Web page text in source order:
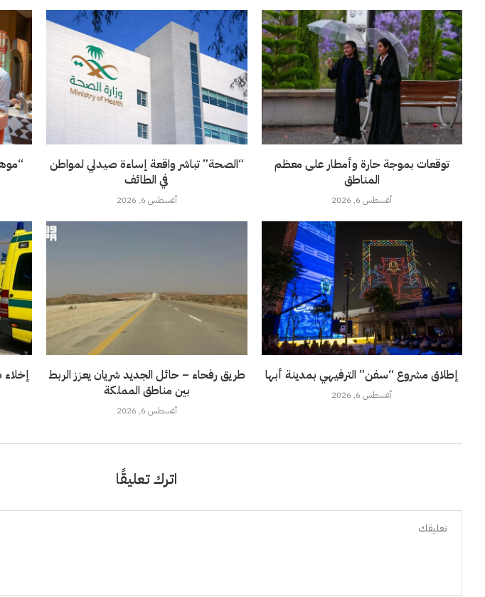
“الصحة” تباشر واقعة إساءة صيدلي لمواطن
في الطائف
أغسطس 6, 2026
توقعات بموجة حارة وأمطار على معظم
المناطق
أغسطس 6, 2026
إخلاء طبي لـ3
طريق رفحاء – حائل الجديد شريان يعزز الربط
بين مناطق المملكة
أغسطس 6, 2026
إطلاق مشروع “سفن” الترفيهي بمدينة أبها
أغسطس 6, 2026
اترك تعليقًا